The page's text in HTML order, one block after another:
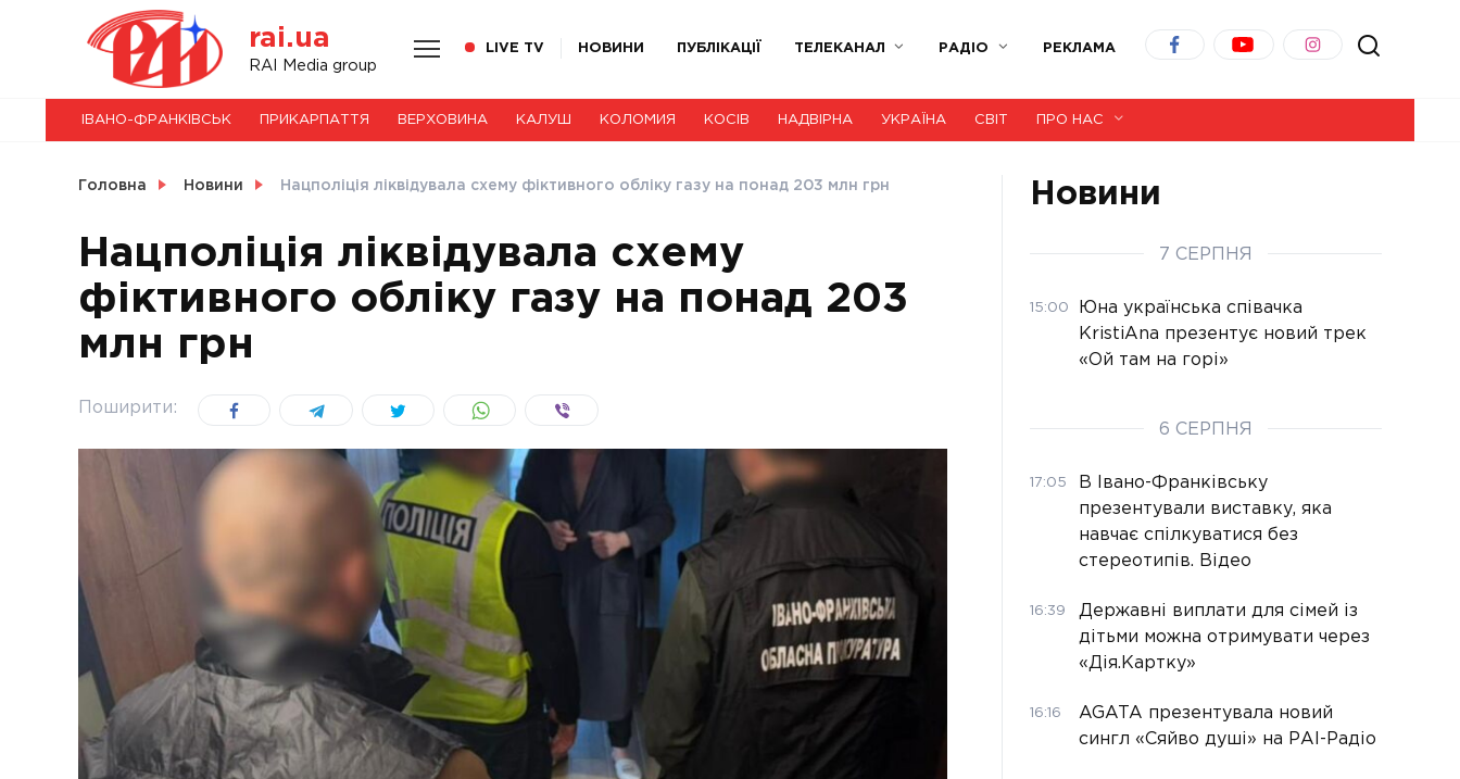
rai.ua
RAI Media group
LIVE TV НОВИНИ ПУБЛІКАЦІЇ ТЕЛЕКАНАЛ РАДІО РЕКЛАМА
НОВИНИ
СВІТ
УКРАЇНА
ІВАНО-ФРАНКІВСЬК ПРИКАРПАТТЯ ВЕРХОВИНА КАЛУШ КОЛОМИЯ КОСІВ НАДВІРНА УКРАЇНА СВІТ ПРО НАС
Головна Новини Нацполіція ліквідувала схему фіктивного обліку газу на понад 203 млн грн
Нацполіція ліквідувала схему
фіктивного обліку газу на понад 203
млн грн
Поширити:
Новини
7 СЕРПНЯ
15:00
Юна українська співачка
KristiAna презентує новий трек
«Ой там на горі»
6 СЕРПНЯ
17:05
В Івано-Франківську
презентували виставку, яка
навчає спілкуватися без
стереотипів. Відео
16:39
Державні виплати для сімей із
дітьми можна отримувати через
«Дія.Картку»
16:16
AGATA презентувала новий
сингл «Сяйво душі» на РАІ-Радіо